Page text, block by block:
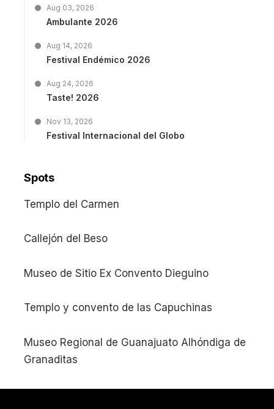
Aug 03, 2026
Ambulante 2026
Aug 14, 2026
Festival Endémico 2026
Aug 24, 2026
Taste! 2026
Nov 13, 2026
Festival Internacional del Globo
Spots
Templo del Carmen
Callejón del Beso
Museo de Sitio Ex Convento Dieguino
Templo y convento de las Capuchinas
Museo Regional de Guanajuato Alhóndiga de
Granaditas